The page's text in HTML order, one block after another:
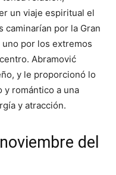
un viaje espiritual el
caminarían por la Gran
uno por los extremos
Abramović
y le proporcionó lo
y romántico a una
y atracción.
del